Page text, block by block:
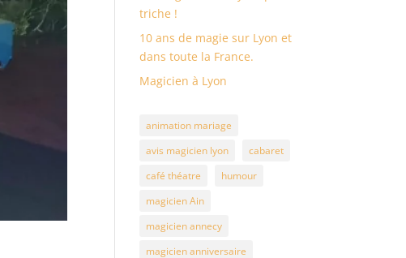
triche !
10 ans de magie sur Lyon et
dans toute la France.
Magicien à Lyon
animation mariage
avis magicien lyon
cabaret
café théatre
humour
magicien Ain
magicien annecy
magicien anniversaire